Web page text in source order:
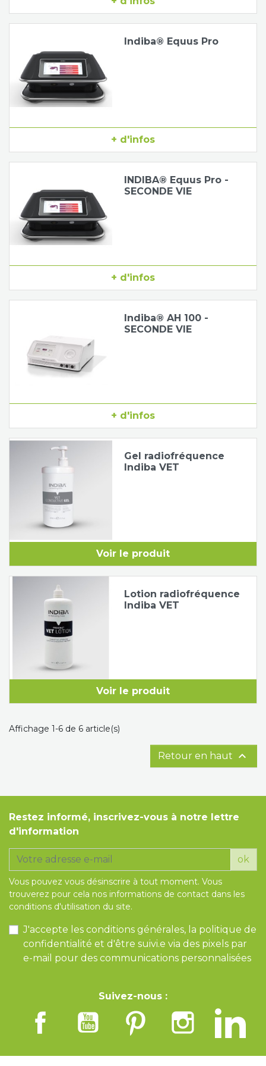
Indiba® Equus Pro
+ d'infos
INDIBA® Equus Pro -
SECONDE VIE
+ d'infos
Indiba® AH 100 -
SECONDE VIE
+ d'infos
Gel radiofréquence
Indiba VET
Voir le produit
Lotion radiofréquence
Indiba VET
Voir le produit
Affichage 1-6 de 6 article(s)
Retour en haut 
Restez informé, inscrivez-vous à notre lettre
d'information
ok
Vous pouvez vous désinscrire à tout moment. Vous
trouverez pour cela nos informations de contact dans les
conditions d'utilisation du site.
J'accepte les conditions générales, la politique de
confidentialité et d'être suivi.e via des pixels par
e-mail pour des communications personnalisées
Suivez-nous :
Tapis de course
Analyse biomécanique
Les packs kiné